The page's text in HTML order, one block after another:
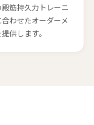
筋持久力トレーニ
わせたオーダーメ
供します。